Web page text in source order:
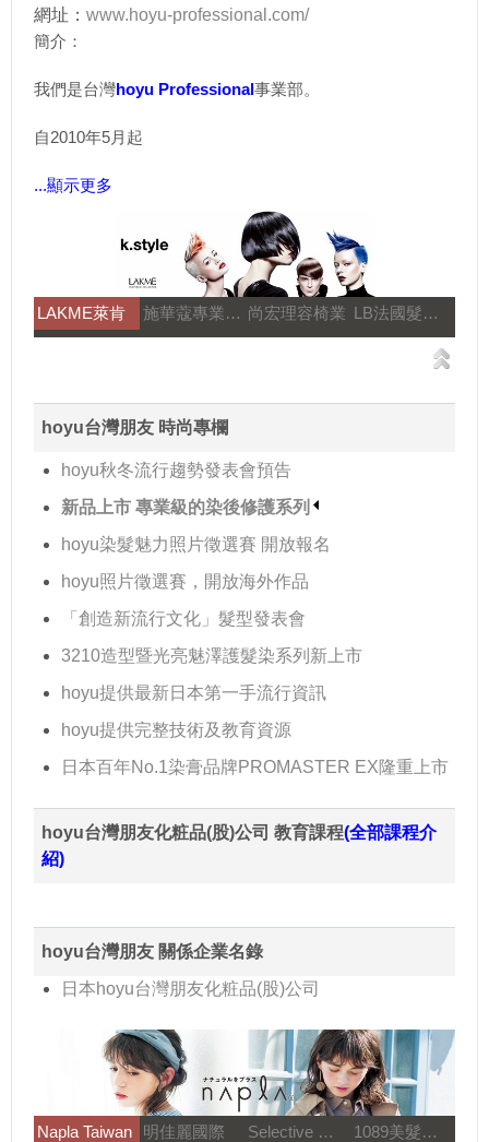
網址： www.hoyu-professional.com/
簡介：
我們是台灣hoyu Professional事業部。
自2010年5月起
...顯示更多
LAKME萊肯 施華蔻專業美髮 尚宏理容椅業 LB法國髮妝之鑰
hoyu台灣朋友 時尚專欄
hoyu秋冬流行趨勢發表會預告
新品上市 專業級的染後修護系列
hoyu染髮魅力照片徵選賽 開放報名
hoyu照片徵選賽，開放海外作品
「創造新流行文化」髮型發表會
3210造型暨光亮魅澤護髮染系列新上市
hoyu提供最新日本第一手流行資訊
hoyu提供完整技術及教育資源
日本百年No.1染膏品牌PROMASTER EX隆重上市
hoyu台灣朋友化粧品(股)公司 教育課程(全部課程介
紹)
hoyu台灣朋友 關係企業名錄
日本hoyu台灣朋友化粧品(股)公司
Napla Taiwan 明佳麗國際 Selective 雪樂媞 1089美髮教育團隊